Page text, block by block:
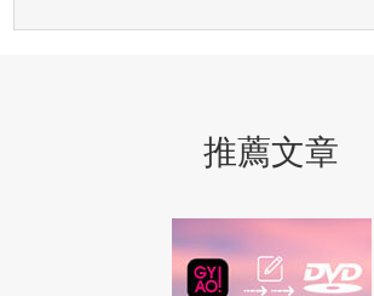
推薦文章